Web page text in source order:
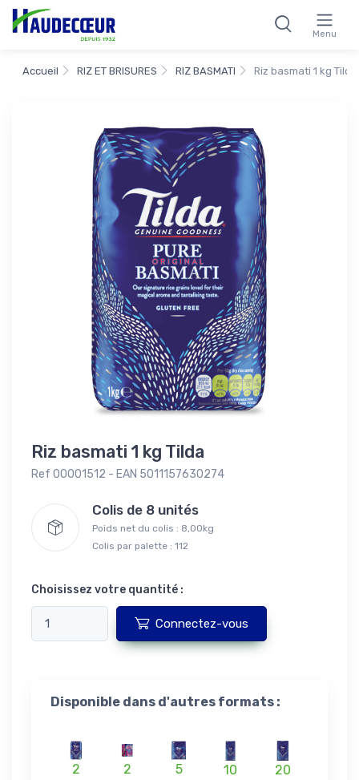
Menu
Accueil RIZ ET BRISURES RIZ BASMATI Riz basmati 1 kg Tilda
Riz basmati 1 kg Tilda
Ref 00001512 - EAN 5011157630274
Colis de 8 unités
Poids net du colis : 8,00kg
Colis par palette : 112
Choisissez votre quantité :
Connectez-vous
Disponible dans d'autres formats :
2
2
5
10
20